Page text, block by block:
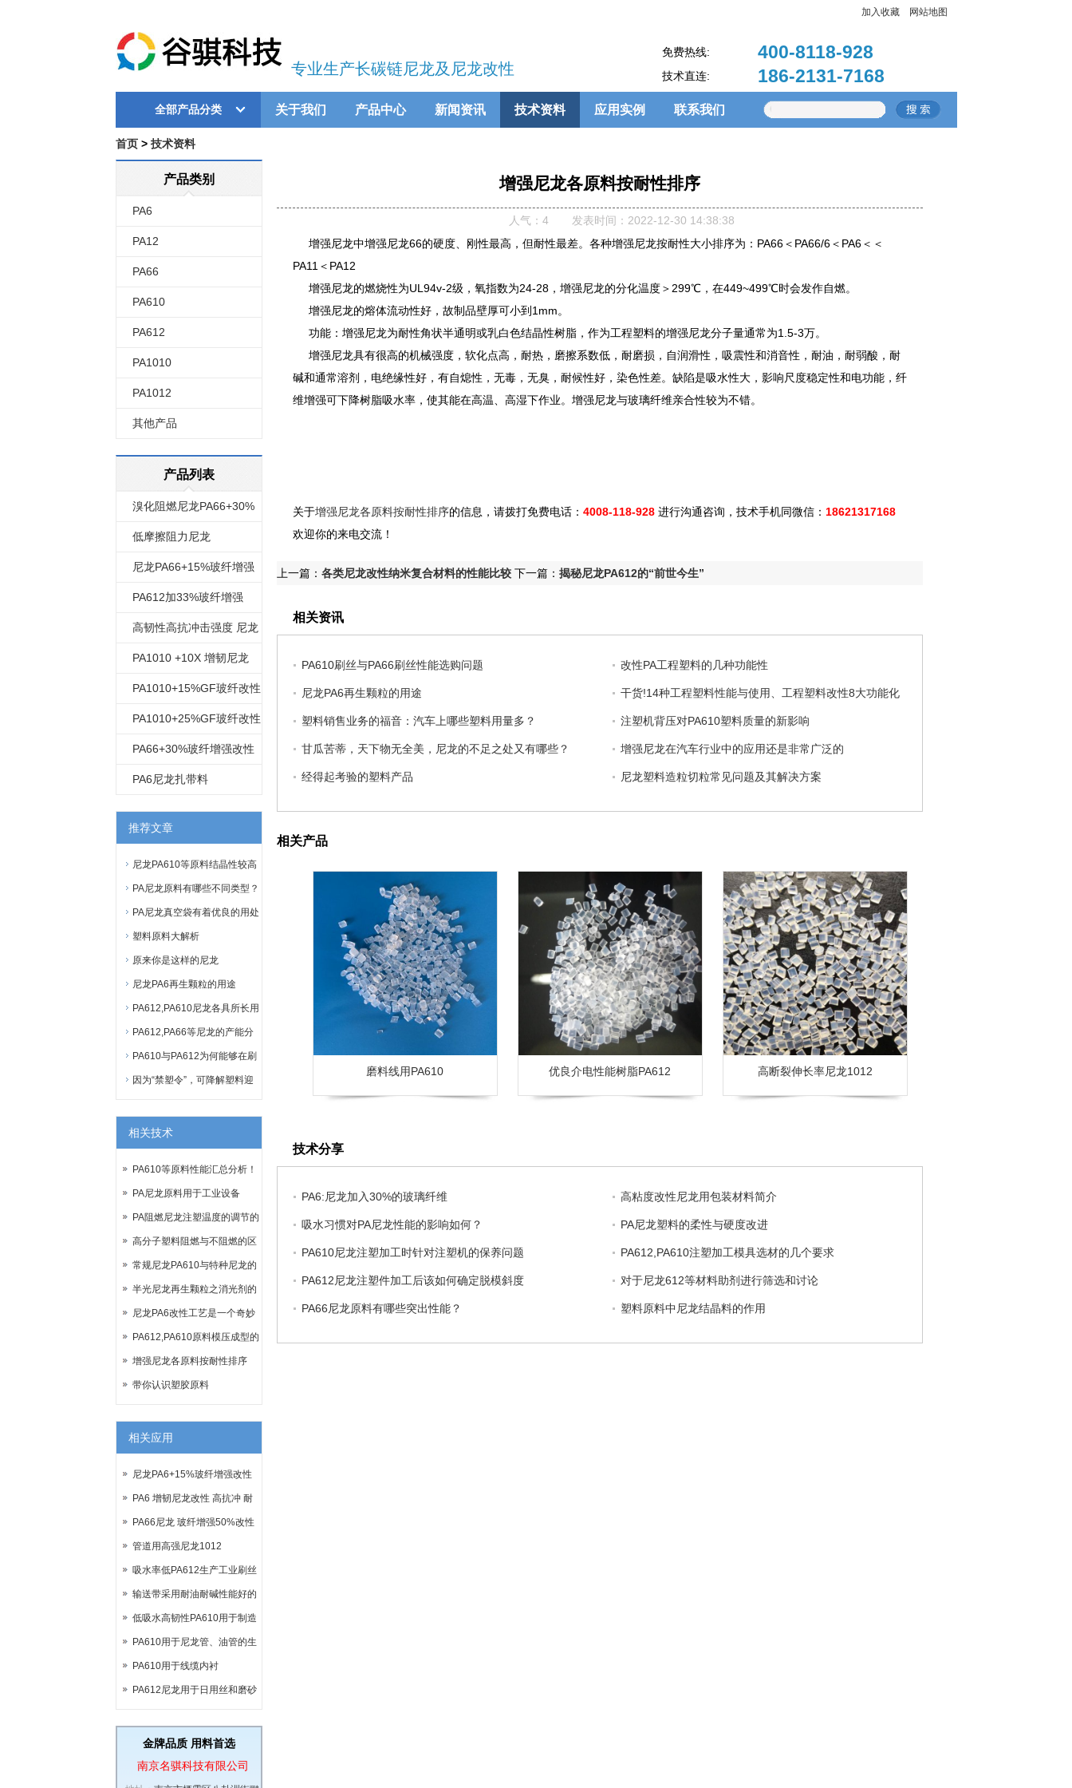
加入收藏 网站地图
专业生产长碳链尼龙及尼龙改性
免费热线: 400-8118-928
技术直连: 186-2131-7168
全部产品分类 关于我们 产品中心 新闻资讯 技术资料 应用实例 联系我们
首页> 技术资料
产品类别
PA6
PA12
PA66
PA610
PA612
PA1010
PA1012
其他产品
产品列表
溴化阻燃尼龙PA66+30%
玻纤改性
低摩擦阻力尼龙
PA66+35%玻纤改性
尼龙PA66+15%玻纤增强
改性
PA612加33%玻纤增强
PA612GF33
高韧性高抗冲击强度 尼龙
612
PA1010 +10X 增韧尼龙
1010 改性
PA1010+15%GF玻纤改性
尼龙
PA1010+25%GF玻纤改性
尼龙
PA66+30%玻纤增强改性
红磷阻燃尼龙 VO级阻燃
PA6尼龙扎带料
推荐文章
尼龙PA610等原料结晶性较高
PA尼龙原料有哪些不同类型？
PA尼龙真空袋有着优良的用处
塑料原料大解析
原来你是这样的尼龙
PA1010！
尼龙PA6再生颗粒的用途
PA612,PA610尼龙各具所长用
途广！
PA612,PA66等尼龙的产能分
布
PA610与PA612为何能够在刷
丝行业大放异彩？
因为“禁塑令”，可降解塑料迎
相关技术
PA610等原料性能汇总分析！
PA尼龙原料用于工业设备
PA阻燃尼龙注塑温度的调节的
一些问题
高分子塑料阻燃与不阻燃的区
别和机理
常规尼龙PA610与特种尼龙的
区分
半光尼龙再生颗粒之消光剂的
重要性
尼龙PA6改性工艺是一个奇妙
的技术
PA612,PA610原料模压成型的
优缺点
增强尼龙各原料按耐性排序
带你认识塑胶原料
相关应用
尼龙PA6+15%玻纤增强改性
PA6 增韧尼龙改性 高抗冲 耐
低温-40°
PA66尼龙 玻纤增强50%改性
可代替部分金属
管道用高强尼龙1012
吸水率低PA612生产工业刷丝
输送带采用耐油耐碱性能好的
尼龙612
低吸水高韧性PA610用于制造
各种毛刷
PA610用于尼龙管、油管的生
产加工
PA610用于线缆内衬
PA612尼龙用于日用丝和磨砂
金牌品质 用料首选
南京名骐科技有限公司
增强尼龙各原料按耐性排序
人气： 4
发表时间：2022-12-30 14:38:38
增强尼龙中增强尼龙66的硬度、刚性最高，但耐性最差。各种增强尼龙按耐性大小排序为：PA66＜PA66/6＜PA6＜＜
PA11＜PA12
增强尼龙的燃烧性为UL94v-2级，氧指数为24-28，增强尼龙的分化温度＞299℃，在449~499℃时会发作自燃。
增强尼龙的熔体流动性好，故制品壁厚可小到1mm。
功能：增强尼龙为耐性角状半通明或乳白色结晶性树脂，作为工程塑料的增强尼龙分子量通常为1.5-3万。
增强尼龙具有很高的机械强度，软化点高，耐热，磨擦系数低，耐磨损，自润滑性，吸震性和消音性，耐油，耐弱酸，耐
碱和通常溶剂，电绝缘性好，有自熄性，无毒，无臭，耐候性好，染色性差。缺陷是吸水性大，影响尺度稳定性和电功能，纤
维增强可下降树脂吸水率，使其能在高温、高湿下作业。增强尼龙与玻璃纤维亲合性较为不错。
关于增强尼龙各原料按耐性排序的信息，请拨打免费电话： 4008-118-928进行沟通咨询，技术手机同微信： 18621317168
欢迎你的来电交流！
上一篇： 各类尼龙改性纳米复合材料的性能比较 下一篇： 揭秘尼龙PA612的“前世今生”
相关资讯
PA610刷丝与PA66刷丝性能选购问题 改性PA工程塑料的几种功能性
尼龙PA6再生颗粒的用途 干货!14种工程塑料性能与使用、工程塑料改性8大功能化
塑料销售业务的福音：汽车上哪些塑料用量多？ 注塑机背压对PA610塑料质量的新影响
甘瓜苦蒂，天下物无全美，尼龙的不足之处又有哪些？ 增强尼龙在汽车行业中的应用还是非常广泛的
经得起考验的塑料产品 尼龙塑料造粒切粒常见问题及其解决方案
相关产品
磨料线用PA610 优良介电性能树脂PA612 高断裂伸长率尼龙1012
技术分享
PA6:尼龙加入30%的玻璃纤维 高粘度改性尼龙用包装材料简介
吸水习惯对PA尼龙性能的影响如何？ PA尼龙塑料的柔性与硬度改进
PA610尼龙注塑加工时针对注塑机的保养问题 PA612,PA610注塑加工模具选材的几个要求
PA612尼龙注塑件加工后该如何确定脱模斜度 对于尼龙612等材料助剂进行筛选和讨论
PA66尼龙原料有哪些突出性能？ 塑料原料中尼龙结晶料的作用